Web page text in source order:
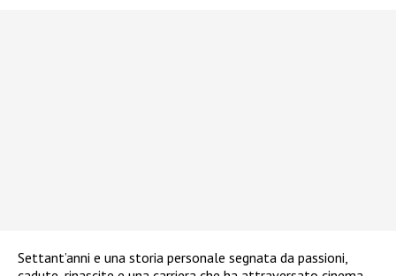
Settant’anni e una storia personale segnata da passioni,